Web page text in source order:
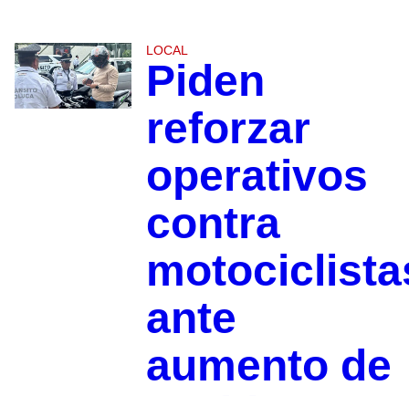
LOCAL
Piden
reforzar
operativos
contra
ante
aumento de